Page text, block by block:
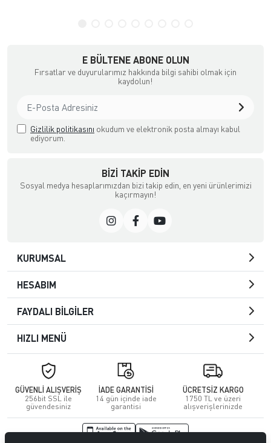
E BÜLTENE ABONE OLUN
Fırsatlar ve duyurularımız hakkında bilgi sahibi olmak için
kaydolun!
Gizlilik politikasını okudum ve elektronik posta almayı kabul
ediyorum.
BIZI TAKIP EDIN
Sosyal medya hesaplarımızdan bizi takip edin, en yeni ürünlerimizi
kaçırmayın!
KURUMSAL
HESABIM
FAYDALI BİLGİLER
HIZLI MENÜ
GÜVENLİ ALIŞVERİŞ
256bit SSL ile
güvendesiniz
İADE GARANTİSİ
14 gün içinde iade
garantisi
ÜCRETSİZ KARGO
1750 TL ve üzeri
alışverişlerinizde